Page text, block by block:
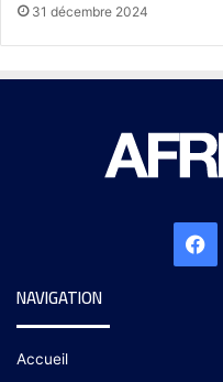
31 décembre 2024
NAVIGATION
Accueil